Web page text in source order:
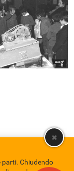
parti. Chiudendo